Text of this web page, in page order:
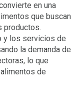
en una
que buscan
productos.
y los servicios de
la demanda de
lo que
de